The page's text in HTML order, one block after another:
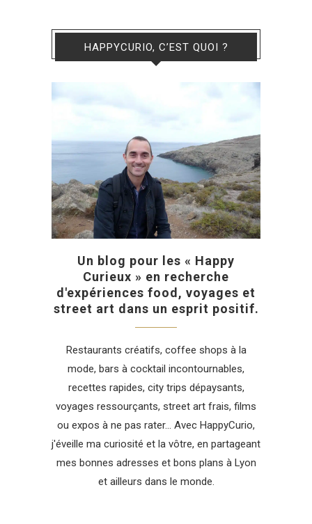
HAPPYCURIO, C’EST QUOI ?
Un blog pour les « Happy
Curieux » en recherche
d'expériences food, voyages et
street art dans un esprit positif.
Restaurants créatifs, coffee shops à la
mode, bars à cocktail incontournables,
recettes rapides, city trips dépaysants,
voyages ressourçants, street art frais, films
ou expos à ne pas rater... Avec HappyCurio,
j'éveille ma curiosité et la vôtre, en partageant
mes bonnes adresses et bons plans à Lyon
et ailleurs dans le monde.